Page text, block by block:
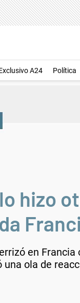
A24 Política
hizo
en
ola de